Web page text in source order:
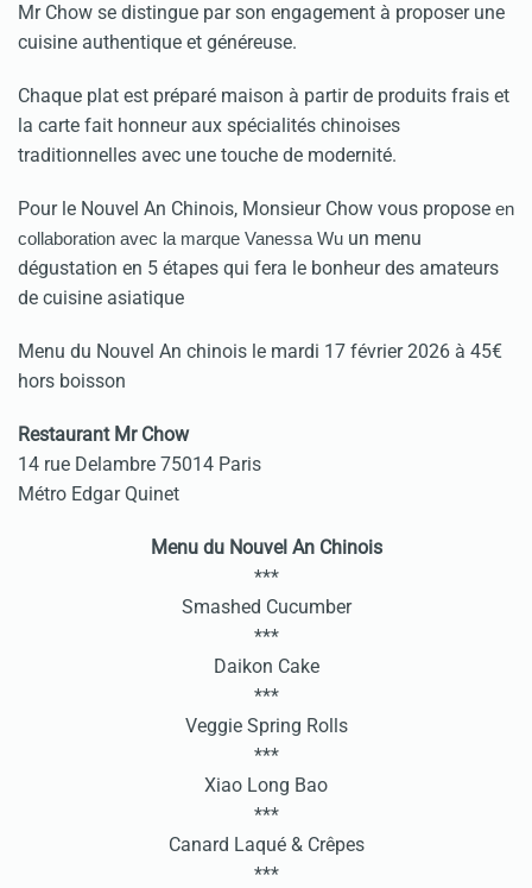
Mr Chow se distingue par son engagement à proposer une
cuisine authentique et généreuse.
Chaque plat est préparé maison à partir de produits frais et
la carte fait honneur aux spécialités chinoises
traditionnelles avec une touche de modernité.
Pour le Nouvel An Chinois, Monsieur Chow vous propose en
collaboration avec la marque Vanessa Wu un menu
dégustation en 5 étapes qui fera le bonheur des amateurs
de cuisine asiatique
Menu du Nouvel An chinois le mardi 17 février 2026 à 45€
hors boisson
Restaurant Mr Chow
14 rue Delambre 75014 Paris
Métro Edgar Quinet
Menu du Nouvel An Chinois
***
Smashed Cucumber
***
Daikon Cake
***
Veggie Spring Rolls
***
Xiao Long Bao
***
Canard Laqué & Crêpes
***